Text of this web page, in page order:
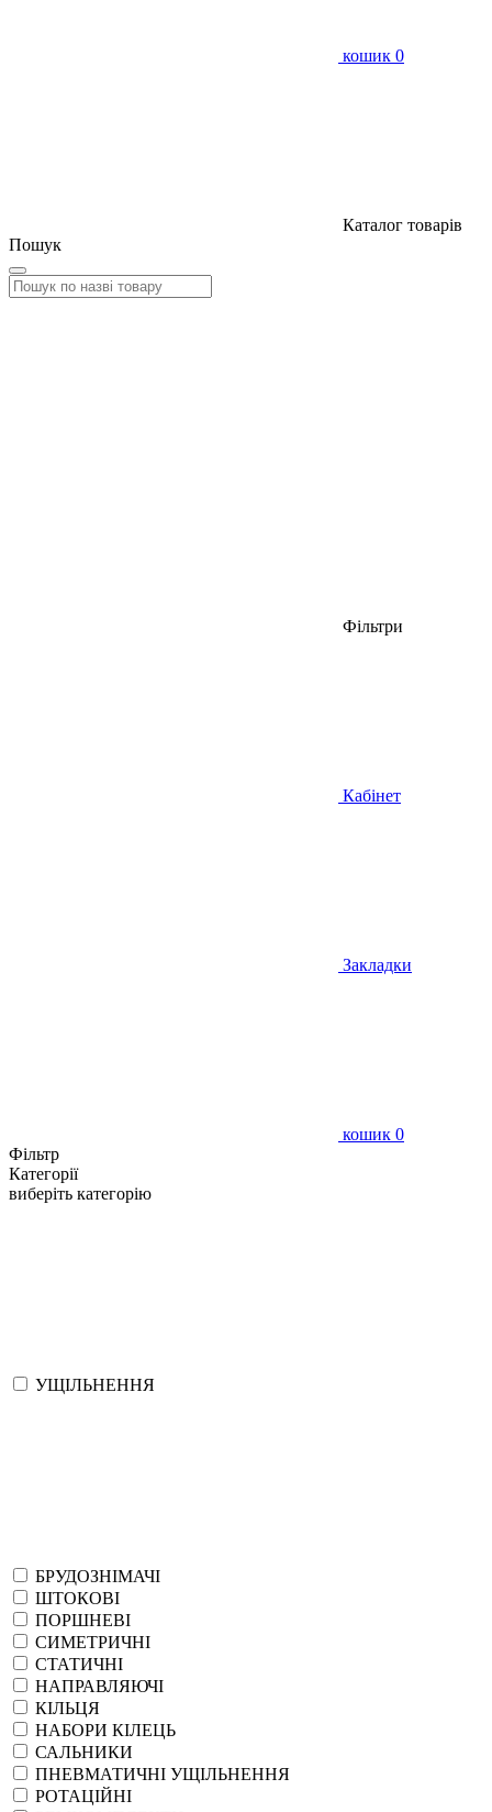
кошик 0
Каталог товарів
Пошук
Фільтри
Кабінет
Закладки
кошик 0
Фільтр
Категорії
виберіть категорію
УЩІЛЬНЕННЯ
БРУДОЗНІМАЧІ
ШТОКОВІ
ПОРШНЕВІ
СИМЕТРИЧНІ
СТАТИЧНІ
НАПРАВЛЯЮЧІ
КІЛЬЦЯ
НАБОРИ КІЛЕЦЬ
САЛЬНИКИ
ПНЕВМАТИЧНІ УЩІЛЬНЕННЯ
РОТАЦІЙНІ